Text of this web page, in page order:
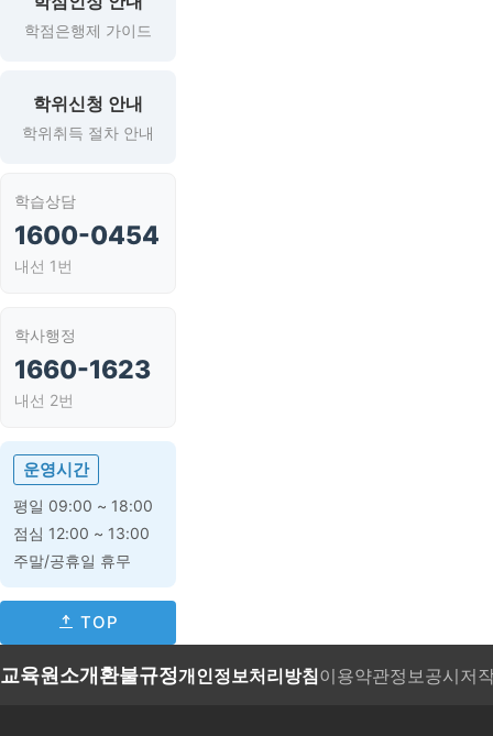
학점은행제 가이드
학위신청 안내
학위취득 절차 안내
학습상담
1600-0454
내선 1번
학사행정
1660-1623
내선 2번
운영시간
평일 09:00 ~ 18:00
점심 12:00 ~ 13:00
주말/공휴일 휴무
TOP
교육원소개 환불규정개인정보처리방침이용약관정보공시저